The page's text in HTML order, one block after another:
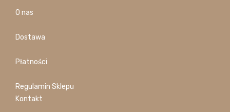
O nas
Dostawa
Płatności
Regulamin Sklepu
Kontakt